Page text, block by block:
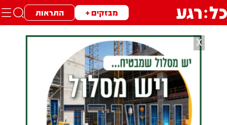
מבזקים + התראות
X